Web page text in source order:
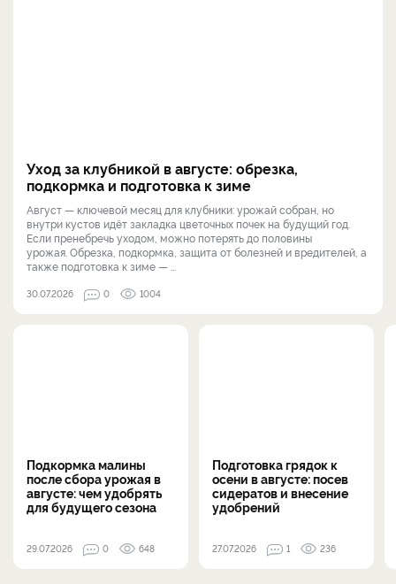
Уход за клубникой в августе: обрезка,
подкормка и подготовка к зиме
Август — ключевой месяц для клубники: урожай собран, но
внутри кустов идёт закладка цветочных почек на будущий год.
Если пренебречь уходом, можно потерять до половины
урожая. Обрезка, подкормка, защита от болезней и вредителей, а
также подготовка к зиме — ...
30.07.2026 0 1004
Подкормка малины
после сбора урожая в
августе: чем удобрять
для будущего сезона
29.07.2026 0 648
Подготовка грядок к
осени в августе: посев
сидератов и внесение
удобрений
27.07.2026 1 236